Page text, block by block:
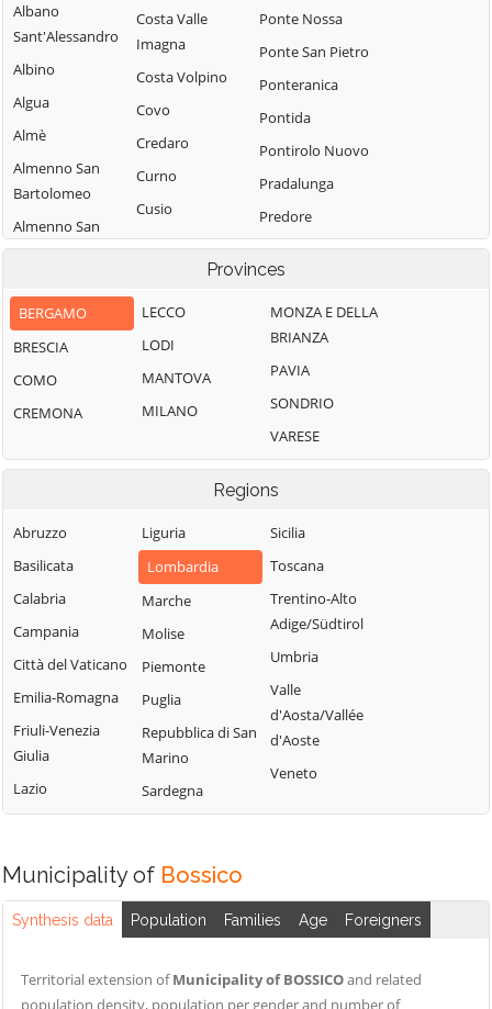
Albano
Sant'Alessandro
Albino
Algua
Almè
Almenno San
Bartolomeo
Almenno San
Salvatore
Lombardo
Ambivere
Antegnate
Arcene
Arzago d'Adda
Aviatico
Azzano San
Paolo
Azzone
Bagnatica
Barbata
Bariano
Barzana
Bedulita
Bergamo
Bianzano
Costa Valle
Imagna
Costa Volpino
Covo
Credaro
Curno
Cusio
Dalmine
Endine Gaiano
Entratico
Fara Gera d'Adda
Fara Olivana con
Filago
Fino del Monte
Fiorano al Serio
Fontanella
Fonteno
Foppolo
Foresto Sparso
Fornovo San
Fuipiano Valle
Gandellino
Gandosso
Gaverina Terme
Gazzaniga
Ghisalba
Ponte Nossa
Ponte San Pietro
Ponteranica
Pontida
Pontirolo Nuovo
Pradalunga
Predore
Premolo
Presezzo
Pumenengo
Ranica
Ranzanico
Riva di Solto
Rogno
Roncobello
Roncola
Rota d'Imagna
Rovetta
Bianco
Terme
Santa Brigida
Sarnico
Schilpario
Provinces
BERGAMO
BRESCIA
COMO
CREMONA
LECCO
LODI
MANTOVA
MILANO
MONZA E DELLA
BRIANZA
PAVIA
SONDRIO
VARESE
Regions
Abruzzo
Basilicata
Calabria
Campania
Città del Vaticano
Emilia-Romagna
Friuli-Venezia
Giulia
Lazio
Liguria
Lombardia
Marche
Molise
Piemonte
Puglia
Repubblica di San
Marino
Sardegna
Sicilia
Toscana
Trentino-Alto
Adige/Südtirol
Umbria
Valle
d'Aosta/Vallée
d'Aoste
Veneto
Municipality of Bossico
Synthesis data Population Families Age Foreigners
Territorial extension ofMunicipality of BOSSICOand related
population density, population per gender and number of